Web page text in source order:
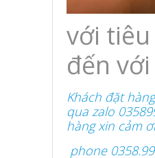
với
đến
Khách đặt
qua zalo
hàng xin cảm
phone